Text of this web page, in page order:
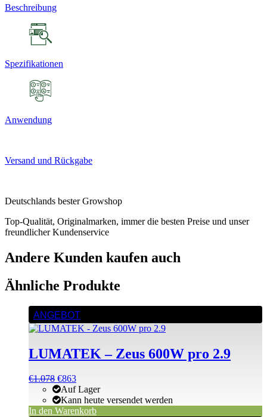
Beschreibung
Spezifikationen
Anwendung
Versand und Rückgabe
Deutschlands bester Growshop
Top-Qualität, Originalmarken, immer die besten Preise und unser
freundlicher Kundenservice
Andere Kunden kaufen auch
Ähnliche Produkte
ANGEBOT
LUMATEK – Zeus 600W pro 2.9
Ursprünglicher
Preis
war:
€1.196
€1.078Aktueller
Preis
ist:
€1.078.
€863
Auf Lager
Kann heute versendet werden
In den Warenkorb